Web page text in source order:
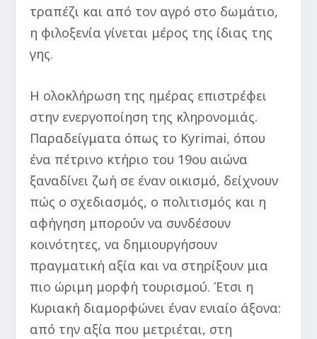
τραπέζι και από τον αγρό στο δωμάτιο,
η φιλοξενία γίνεται μέρος της ίδιας της
γης.
Η ολοκλήρωση της ημέρας επιστρέφει
στην ενεργοποίηση της κληρονομιάς.
Παραδείγματα όπως το Kyrimai, όπου
ένα πέτρινο κτήριο του 19ου αιώνα
ξαναδίνει ζωή σε έναν οικισμό, δείχνουν
πώς ο σχεδιασμός, ο πολιτισμός και η
αφήγηση μπορούν να συνδέσουν
κοινότητες, να δημιουργήσουν
πραγματική αξία και να στηρίξουν μια
πιο ώριμη μορφή τουρισμού. Έτσι η
Κυριακή διαμορφώνει έναν ενιαίο άξονα:
από την αξία που μετριέται, στη